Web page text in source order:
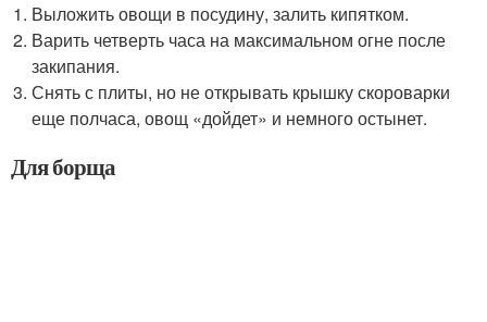
Выложить овощи в посудину, залить кипятком.
Варить четверть часа на максимальном огне после
закипания.
Снять с плиты, но не открывать крышку скороварки
еще полчаса, овощ «дойдет» и немного остынет.
Для борща